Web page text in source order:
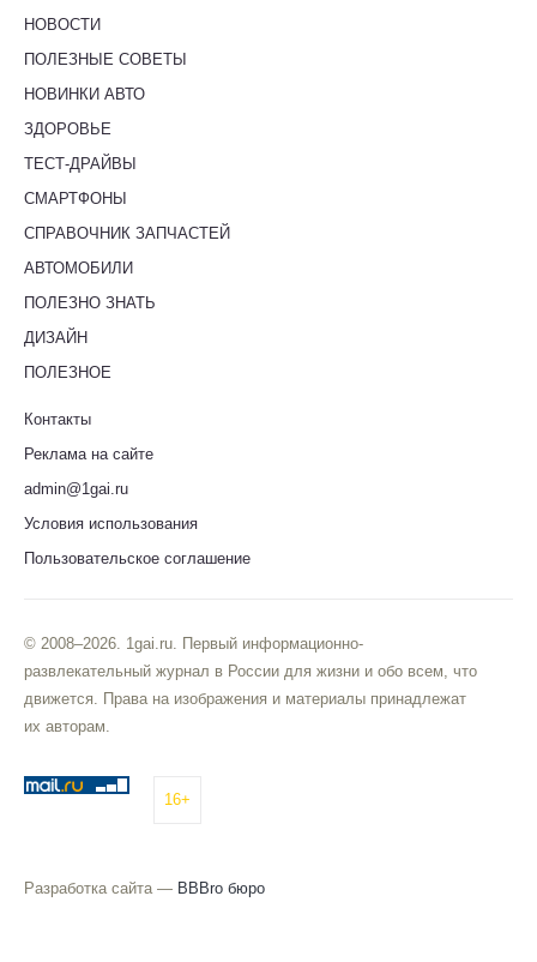
НОВОСТИ
ПОЛЕЗНЫЕ СОВЕТЫ
НОВИНКИ АВТО
ЗДОРОВЬЕ
ТЕСТ-ДРАЙВЫ
СМАРТФОНЫ
СПРАВОЧНИК ЗАПЧАСТЕЙ
АВТОМОБИЛИ
ПОЛЕЗНО ЗНАТЬ
ДИЗАЙН
ПОЛЕЗНОЕ
Контакты
Реклама на сайте
admin@1gai.ru
Условия использования
Пользовательское соглашение
© 2008–2026. 1gai.ru. Первый информационно-
развлекательный журнал в России для жизни и обо всем, что
движется. Права на изображения и материалы принадлежат
их авторам.
16+
Разработка сайта — BBBro бюро